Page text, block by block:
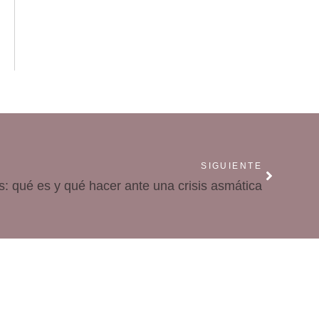
SIGUIENTE
qué es y qué hacer ante una crisis asmática